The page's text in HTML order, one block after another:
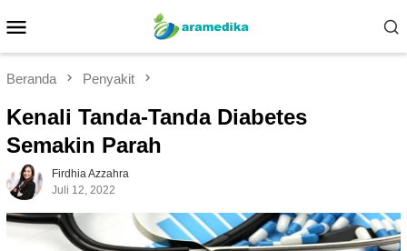
ke
kontenMobile
Beranda Penyakit
Kenali Tanda-Tanda Diabetes
Semakin Parah
Firdhia Azzahra
Juli 12, 2022